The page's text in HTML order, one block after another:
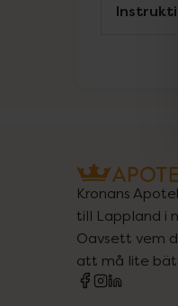
Kronans
till Lappland i
Oavsett vem
att må lite